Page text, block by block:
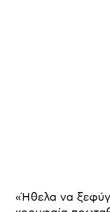
«Ήθελα να